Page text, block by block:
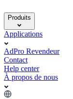
Produits
Applications
AdPro Revendeur
Contact
Help center
À propos de nous